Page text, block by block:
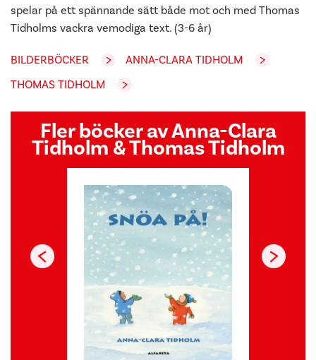
spelar på ett spännande sätt både mot och med Thomas
Tidholms vackra vemodiga text. (3-6 år)
BILDERBÖCKER
ANNA-CLARA TIDHOLM
THOMAS TIDHOLM
Fler böcker av Anna-Clara
Tidholm & Thomas Tidholm